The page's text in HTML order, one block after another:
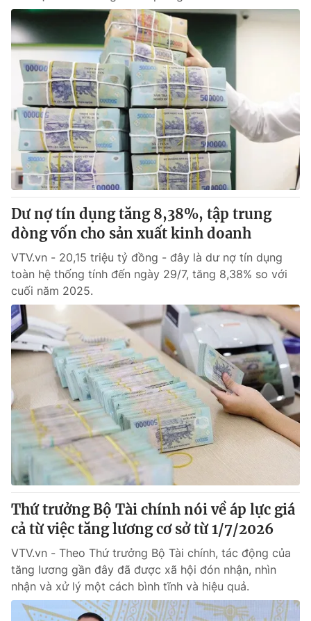
Dư nợ tín dụng tăng 8,38%, tập trung
dòng vốn cho sản xuất kinh doanh
VTV.vn - 20,15 triệu tỷ đồng - đây là dư nợ tín dụng
toàn hệ thống tính đến ngày 29/7, tăng 8,38% so với
cuối năm 2025.
Thứ trưởng Bộ Tài chính nói về áp lực giá
cả từ việc tăng lương cơ sở từ 1/7/2026
VTV.vn - Theo Thứ trưởng Bộ Tài chính, tác động của
tăng lương gần đây đã được xã hội đón nhận, nhìn
nhận và xử lý một cách bình tĩnh và hiệu quả.